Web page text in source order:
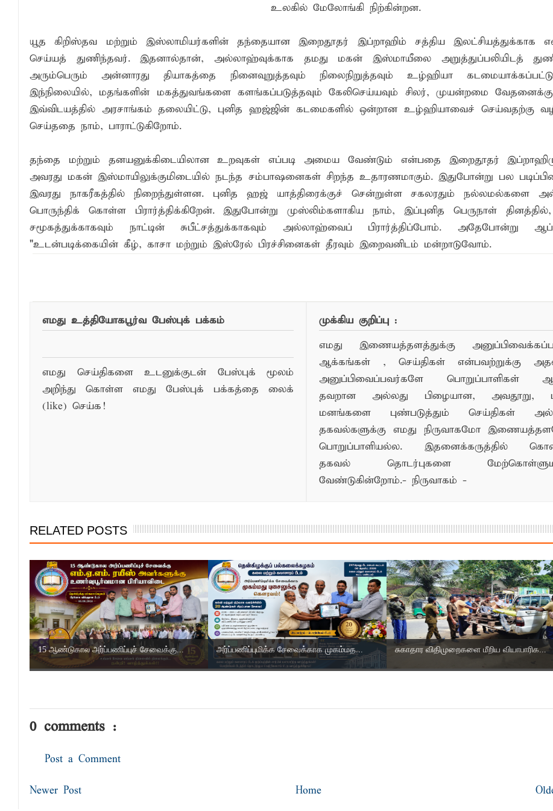
தென்கிழக்குப் பல்கலைக்கழக ஊழியர் சங்கத்தின் புதிய செயலாளராக நாபி எம். முஸ்னி பதவியேற்பு
வியப்பில் ஆழ்த்தும் விபூதி மலை! – கதிர்காமத்தின் மறைந்திருக்கும் அதிசயம்
சாய்ந்தமருது லீடர் அஸ்ரப் வித்தியாலயத்தில் சுற்றாடல் சார் செயற்பாட்டு முகாம்
சாய்ந்தமருது ரியல் பிளாஸ்டர் விளையாட்டுக் கழகத்தின் ரீஜென்சி டி20 பிளாஸ்ட் கிரிக்கெட் சுற்றுப்போட்டி
உலகில் மேலோங்கி நிற்கின்றன.
யூத கிறிஸ்தவ மற்றும் இஸ்லாமியர்களின் தந்தையான இறைதூதர் இப்றாஹிம் சத்திய இலட்சியத்துக்காக
செய்யத் துணிந்தவர். இதனால்தான், அல்லாஹ்வுக்காக தமது மகன் இஸ்மாயீலை அறுத்துப்பலியிடத்
அரும்பெரும் அன்னாரது தியாகத்தை நினைவுறுத்தவும் நிலைநிறுத்தவும் உழ்ஹியா
இந்நிலையில், மதங்களின் மகத்துவங்களை களங்கப்படுத்தவும் கேலிசெய்யவும் சிலர், முயன்றமை
இவ்விடயத்தில் அரசாங்கம் தலையிட்டு, புனித ஹஜ்ஜின் கடமைகளில் ஒன்றான உழ்ஹியாவைச் செய்வதற்கு
செய்ததை நாம், பாராட்டுகிறோம்.
தந்தை மற்றும் தனயனுக்கிடையிலான உறவுகள் எப்படி அமைய வேண்டும் என்பதை இறைதூதர்
அவரது மகன் இஸ்மாயிலுக்குமிடையில் நடந்த சம்பாஷனைகள் சிறந்த உதாரணமாகும். இதுபோன்று பல
இவரது நாகரீகத்தில் நிறைந்துள்ளன. புனித ஹஜ் யாத்திரைக்குச் சென்றுள்ள சகலரதும் நல்லமல்களை
பொருந்திக் கொள்ள பிரார்த்திக்கிறேன். இதுபோன்று முஸ்லிம்களாகிய நாம், இப்புனித பெருநாள்
சமூகத்துக்காகவும் நாட்டின் சுபீட்சத்துக்காகவும் அல்லாஹ்வைப் பிரார்த்திப்போம். அதேபோன்று
"உடன்படிக்கையின் கீழ், காசா மற்றும் இஸ்ரேல் பிரச்சினைகள் தீரவும் இறைவனிடம் மன்றாடுவோம்.
எமது உத்தியோகபூர்வ பேஸ்புக் பக்கம்
எமது செய்திகளை உடனுக்குடன் பேஸ்புக் மூலம்
அறிந்து கொள்ள எமது பேஸ்புக் பக்கத்தை லைக்
(like) செய்க!
முக்கிய குறிப்பு :
எமது இணையத்தளத்துக்கு
ஆக்கங்கள் , செய்திகள் என்பவற்றுக்கு
அனுப்பிவைப்பவர்களே பொறுப்பாளிகள்
தவறான அல்லது பிழையான, அவதூறு,
மனங்களை புண்படுத்தும் செய்திகள்
தகவல்களுக்கு எமது நிருவாகமோ
பொறுப்பாளியல்ல. இதனைக்கருத்தில்
தகவல் தொடர்புகளை
வேண்டுகின்றோம்.- நிருவாகம் -
RELATED POSTS
15 ஆண்டுகால அர்ப்பணிப்புச் சேவைக்கு... அர்ப்பணிப்புமிக்க சேவைக்காக முகம்மத... சுகாதார விதிமுறைகளை மீறிய வியாபாரிக...
0 comments :
Post a Comment
Newer Post Home